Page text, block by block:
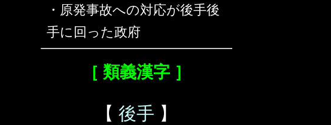
・原発事故への対応が後手後
手に回った政府
［ 類義漢字 ］
【 後手 】